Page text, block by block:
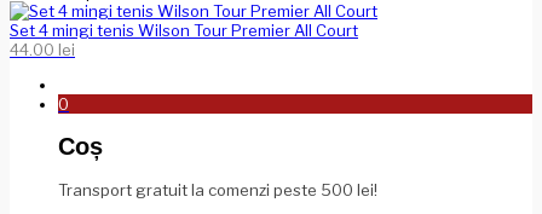
Set 4 mingi tenis Wilson Tour Premier All Court
44.00 lei
0
Coș
Transport gratuit la comenzi peste 500 lei!